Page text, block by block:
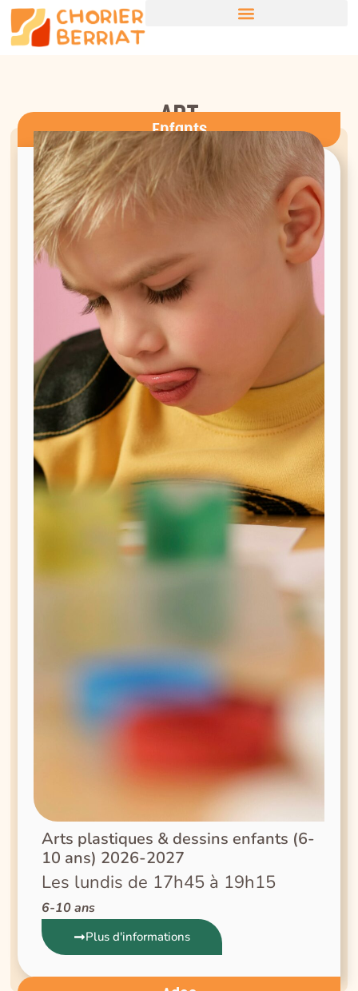
- ART -
Enfants
Arts plastiques & dessins enfants (6-
10 ans) 2026-2027
Les lundis de 17h45 à 19h15
6-10 ans
Plus d'informations